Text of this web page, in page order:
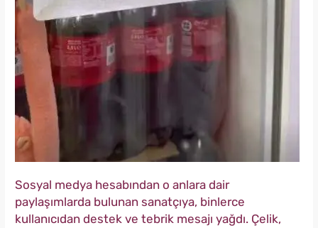
Sosyal medya hesabından o anlara dair
paylaşımlarda bulunan sanatçıya, binlerce
kullanıcıdan destek ve tebrik mesajı yağdı. Çelik,